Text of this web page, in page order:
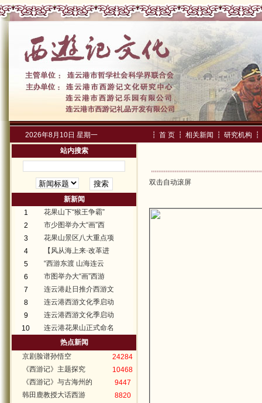
2026年8月10日 星期一 ┇ 首 页 ┇ 相关新闻 ┇ 研究机构
┇
站内搜索
新新闻
1
花果山下“猴王争霸”
2
市少图举办大“画”西
3
花果山景区八大重点项
4
【风从海上来·改革进
5
“西游东渡 山海连云
6
市图举办大“画”西游
7
连云港赴日推介西游文
8
连云港西游文化季启动
9
连云港西游文化季启动
10
连云港花果山正式命名
热点新闻
京剧脸谱孙悟空
24284
《西游记》主题探究
10468
《西游记》与古海州的
9447
韩田鹿教授大话西游
8820
双击自动滚屏